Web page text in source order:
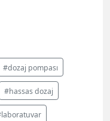
#dozaj pompası
#hassas dozaj